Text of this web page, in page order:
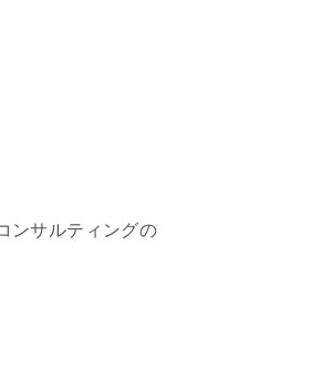
ンサルティングの